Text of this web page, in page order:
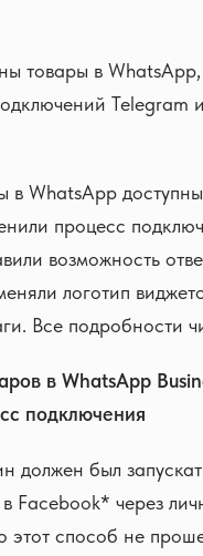
товары в
Telegram
в WhatsApp
процесс
возможность
логотип
Все подробности
в WhatsApp
подключения
должен был
Facebook* через
этот способ не